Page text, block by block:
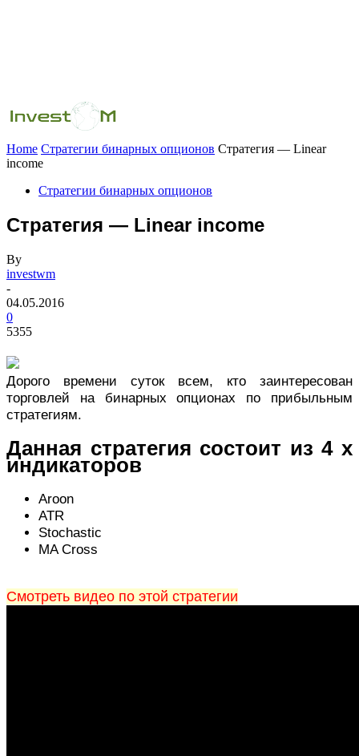
Home Стратегии бинарных опционов Стратегия — Linear
income
Стратегии бинарных опционов
Стратегия — Linear income
By
investwm
-
04.05.2016
0
5355
Дорого времени суток всем, кто заинтересован
торговлей на бинарных опционах по прибыльным
стратегиям.
Данная стратегия состоит из 4 х
индикаторов
Aroon
ATR
Stochastiс
MA Cross
Смотреть видео по этой стратегии